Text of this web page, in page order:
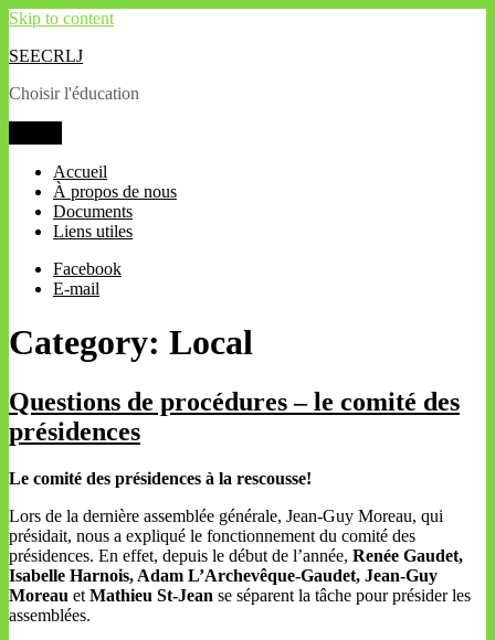
Skip to content
SEECRLJ
Choisir l'éducation
Accueil
À propos de nous
Documents
Liens utiles
Facebook
E-mail
Category: Local
Questions de procédures – le comité des
présidences
Le comité des présidences à la rescousse!
Lors de la dernière assemblée générale, Jean-Guy Moreau, qui
présidait, nous a expliqué le fonctionnement du comité des
présidences. En effet, depuis le début de l’année, Renée Gaudet,
Isabelle Harnois, Adam L’Archevêque-Gaudet, Jean-Guy
Moreau et Mathieu St-Jean se séparent la tâche pour présider les
assemblées.